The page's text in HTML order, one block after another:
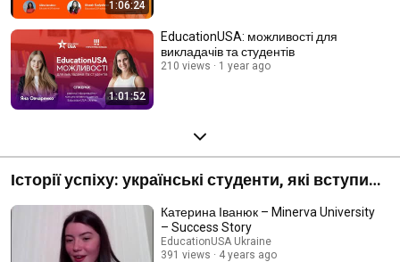
1:06:24
1:01:52
EducationUSA: можливості для
викладачів та студентів
210 views 1 year ago
Історії успіху: українські студенти, які вступили
в університети СШАКатерина Іванюк – Minerva University
– Success Story
EducationUSA Ukraine
391 views
4 years ago